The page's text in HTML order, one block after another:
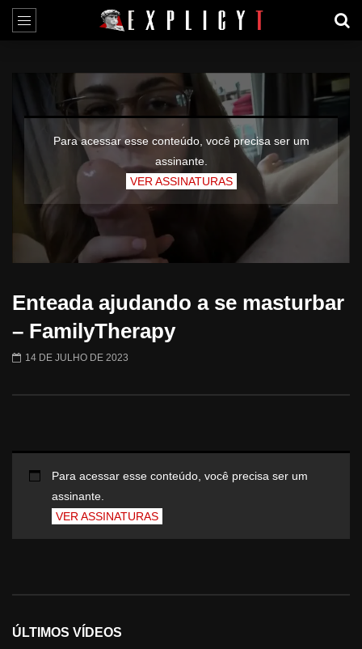
Para acessar esse conteúdo, você precisa ser um
assinante.
VER ASSINATURAS
Enteada ajudando a se masturbar
– FamilyTherapy
14 DE JULHO DE 2023
Para acessar esse conteúdo, você precisa ser um
assinante.
VER ASSINATURAS
ÚLTIMOS VÍDEOS